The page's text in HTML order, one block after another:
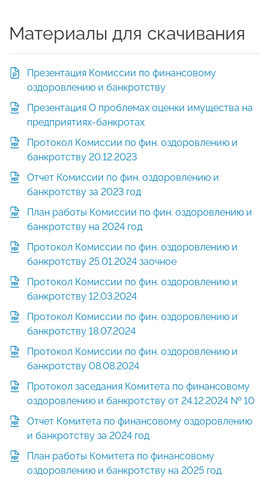
Материалы для скачивания
Презентация Комиссии по финансовому
оздоровлению и банкротству
Презентация О проблемах оценки имущества на
предприятиях-банкротах
Протокол Комиссии по фин. оздоровлению и
банкротству 20.12.2023
Отчет Комиссии по фин. оздоровлению и
банкротству за 2023 год
План работы Комиссии по фин. оздоровлению и
банкротству на 2024 год
Протокол Комиссии по фин. оздоровлению и
банкротству 25.01.2024 заочное
Протокол Комиссии по фин. оздоровлению и
банкротству 12.03.2024
Протокол Комиссии по фин. оздоровлению и
банкротству 18.07.2024
Протокол Комиссии по фин. оздоровлению и
банкротству 08.08.2024
Протокол заседания Комитета по финансовому
оздоровлению и банкротству от 24.12.2024 № 10
Отчет Комитета по финансовому оздоровлению
и банкротству за 2024 год
План работы Комитета по финансовому
оздоровлению и банкротству на 2025 год